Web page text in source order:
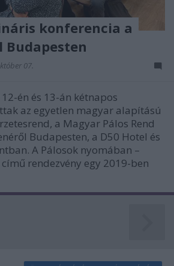
fraud prevention, and other
konferencia a
Budapesten
07.
én és 13-án kétnapos
az egyetlen magyar alapítású
a Magyar Pálos Rend
Budapesten, a D50 Hotel és
A Pálosok nyomában –
rendezvény egy 2019-ben